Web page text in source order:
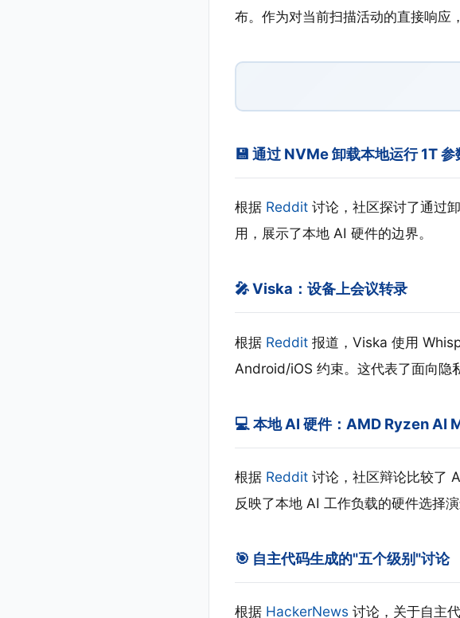
布。作为对当前扫描活动的直接响应
💾 通过 NVMe 卸载本地运行 1T 参
根据 Reddit 讨论，社区探讨了通过
用，展示了本地 AI 硬件的边界。
🎤 Viska：设备上会议转录
根据 Reddit 报道，Viska 使用
Android/iOS 约束。这代表了面向隐
💻 本地 AI 硬件：AMD Ryzen AI
根据 Reddit 讨论，社区辩论比较了
反映了本地 AI 工作负载的硬件选择演
🎯 自主代码生成的"五个级别"讨论
根据 HackerNews 讨论，关于自主